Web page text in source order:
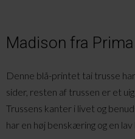
Madison fra
Denne blå-printet tai trusse
sider, resten af trussen er et
Trussens kanter i livet og
har en høj benskæring og en lav